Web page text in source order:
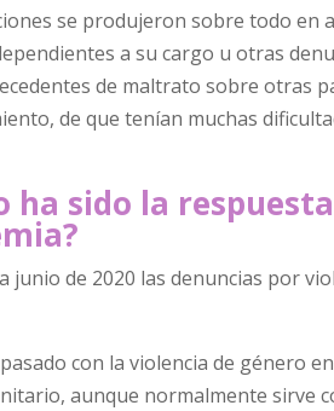
se produjeron sobre todo en
a su cargo u otras
de maltrato sobre otras
de que tenían muchas
ha sido la
junio de 2020 las denuncias por
con la violencia de género
aunque normalmente sirve